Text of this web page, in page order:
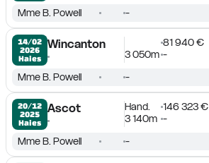
Mme B. Powell -
14/02
2026
Haies
Wincanton
81 940 €
3 050m -
Mme B. Powell -
20/12
2025
Haies
Ascot Hand.
146 323 €
3 140m -
Mme B. Powell -